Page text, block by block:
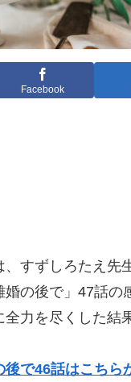
Facebook
、すずしろたえ先
の後で」47話
力を尽くした結
後で46話はこちら